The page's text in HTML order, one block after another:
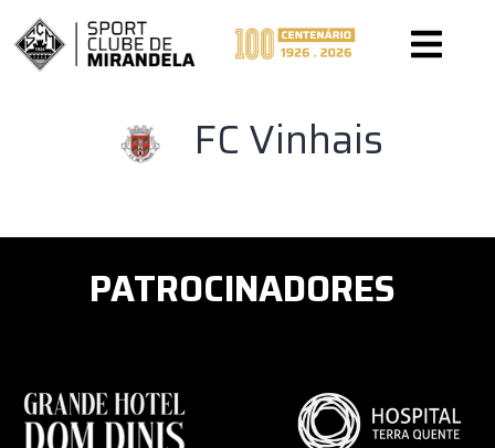
FC Vinhais
PATROCINADORES